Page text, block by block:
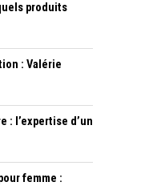
produits
: Valérie
: l’expertise d’un
femme :